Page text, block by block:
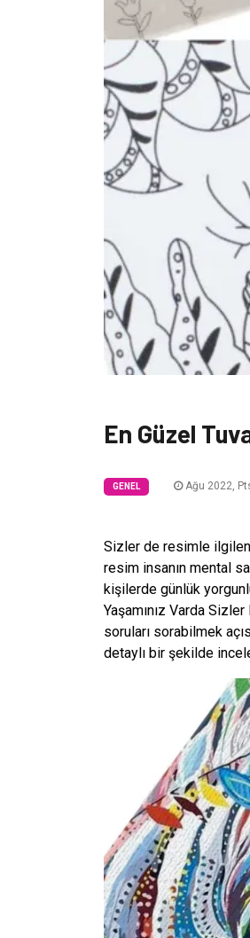
En Güzel
GENEL Ağu 2022,
Sizler de resimle
resim insanın mental
kişilerde günlük
Yaşamınız Varda
soruları sorabilmek
detaylı bir şekilde